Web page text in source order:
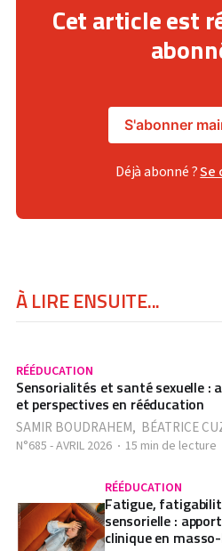
Cet article est
S'abonner
Déjà abonné ?Se
À LIRE ENSUITE...
RÉÉDUCATION
Sensorialités et santé sexuelle :
et perspectives en rééducation
SAMIR BOUDRAHEM, BÉATRICE
N°685 - AVRIL 2026 15 min de lecture
RÉÉDUCATION
Fatigue,
sensorielle :
clinique en